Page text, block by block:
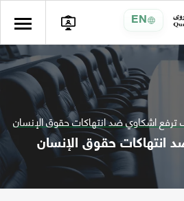
EN
اشكاوي ضد انتهاكات حقوق الإنسان
انتهاكات حقوق الإنسان